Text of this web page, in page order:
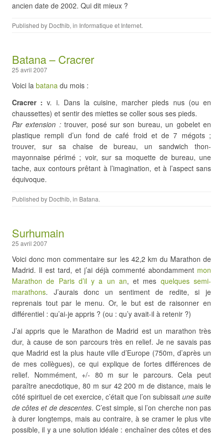
ancien date de 2002. Qui dit mieux ?
Published by Docthib, in Informatique et Internet.
Batana – Cracrer
25 avril 2007
Voici la batana du mois :
Cracrer : v. i. Dans la cuisine, marcher pieds nus (ou en
chaussettes) et sentir des miettes se coller sous ses pieds.
Par extension :trouver, posé sur son bureau, un gobelet en
plastique rempli d’un fond de café froid et de 7 mégots ;
trouver, sur sa chaise de bureau, un sandwich thon-
mayonnaise périmé ; voir, sur sa moquette de bureau, une
tache, aux contours prêtant à l’imagination, et à l’aspect sans
équivoque.
Published by Docthib, in Batana.
Surhumain
25 avril 2007
Voici donc mon commentaire sur les 42,2 km du Marathon de
Madrid. Il est tard, et j’ai déjà commenté abondamment mon
Marathon de Paris d’il y a un an, et mes quelques semi-
marathons. J’aurais donc un sentiment de redite, si je
reprenais tout par le menu. Or, le but est de raisonner en
différentiel : qu’ai-je appris ? (ou : qu’y avait-il à retenir ?)
J’ai appris que le Marathon de Madrid est un marathon très
dur, à cause de son parcours très en relief. Je ne savais pas
que Madrid est la plus haute ville d’Europe (750m, d’après un
de mes collègues), ce qui explique de fortes différences de
relief. Nommément, +/- 80 m sur le parcours. Cela peut
paraître anecdotique, 80 m sur 42 200 m de distance, mais le
côté spirituel de cet exercice, c’était que l’on subissait une suite
de côtes et de descentes. C’est simple, si l’on cherche non pas
à durer longtemps, mais au contraire, à se cramer le plus vite
possible, il y a une solution idéale : enchaîner des côtes et des